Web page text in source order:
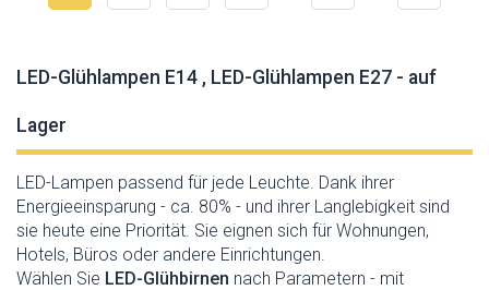
LED-Glühlampen E14 , LED-Glühlampen E27 - auf
Lager
LED-Lampen passend für jede Leuchte. Dank ihrer
Energieeinsparung - ca. 80% - und ihrer Langlebigkeit sind
sie heute eine Priorität. Sie eignen sich für Wohnungen,
Hotels, Büros oder andere Einrichtungen.
Wählen Sie LED-Glühbirnen nach Parametern - mit